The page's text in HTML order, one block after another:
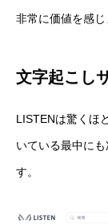
非常に価値を感じ
文字起こし
LISTENは驚くほ
いている最中に
す。